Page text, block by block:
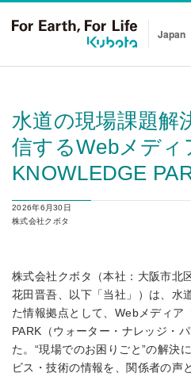
Japan
水道の現場課題解
信するWebメディ
KNOWLEDGE
2026年6月30日
株式会社クボタ
株式会社クボタ（本社：大阪市
花田晋吾、以下「当社」）は、水
た情報拠点として、Webメディア
PARK（ウォーター・ナレッジ・
た。“現場でのお困りごと”の解決
ビス・技術の情報を、関係者の声